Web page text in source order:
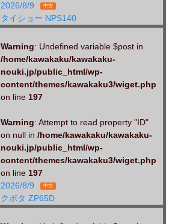
2026/8/9
中古
タイショー NPS140
Warning: Undefined variable $post in
/home/kawakaku/kawakaku-
nouki.jp/public_html/wp-
content/themes/kawakaku3/wiget.php
on line 197
Warning: Attempt to read property "ID"
on null in /home/kawakaku/kawakaku-
nouki.jp/public_html/wp-
content/themes/kawakaku3/wiget.php
on line 197
2026/8/9
中古
クボタ ZP65D